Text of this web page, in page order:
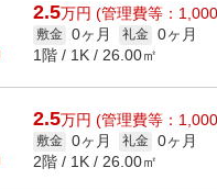
2.5万円 (管理費等：
敷金 0ヶ月 礼金 0ヶ月
1階 / 1K / 26.00㎡
2.5万円 (管理費等：
敷金 0ヶ月 礼金 0ヶ月
2階 / 1K / 26.00㎡